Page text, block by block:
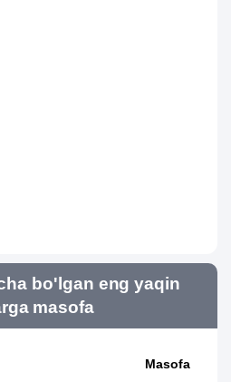
bo'lgan eng yaqin
masofa
Masofa